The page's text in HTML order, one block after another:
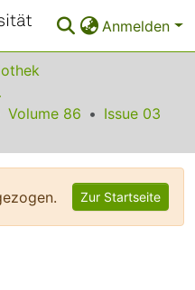
Anmelden
Volume 86
Issue 03
Zur Startseite